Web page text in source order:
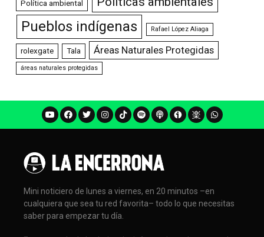
Política ambiental
Pueblos indígenas Rafael López Aliaga
rolexgate Tala Áreas Naturales Protegidas
áreas naturales protegidas
Mini noticiero de lunes a viernes, en 20 minutos –en
cualquiera que sea tu red favorita– todo lo que necesitas
saber para empezar tu día.